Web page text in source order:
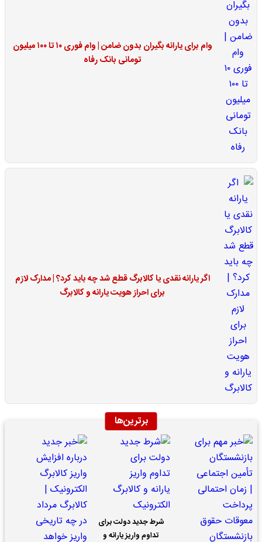
وام برای یارانه بگیران بدون ضامن | وام فوری ۱۰ تا ۱۰۰ میلیون
تومانی بانک رفاه
اگر یارانه نقدی یا کالابرگ قطع شد چه باید کرد؟ | مدارک لازم
برای احراز هویت یارانه و کالابرگ
برترین‌ها
شرط جدید دولت برای
تداوم واریز یارانه و